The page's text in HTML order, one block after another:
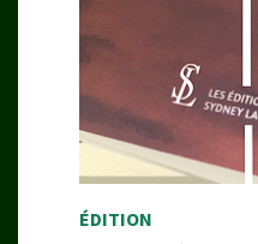
ÉDITION